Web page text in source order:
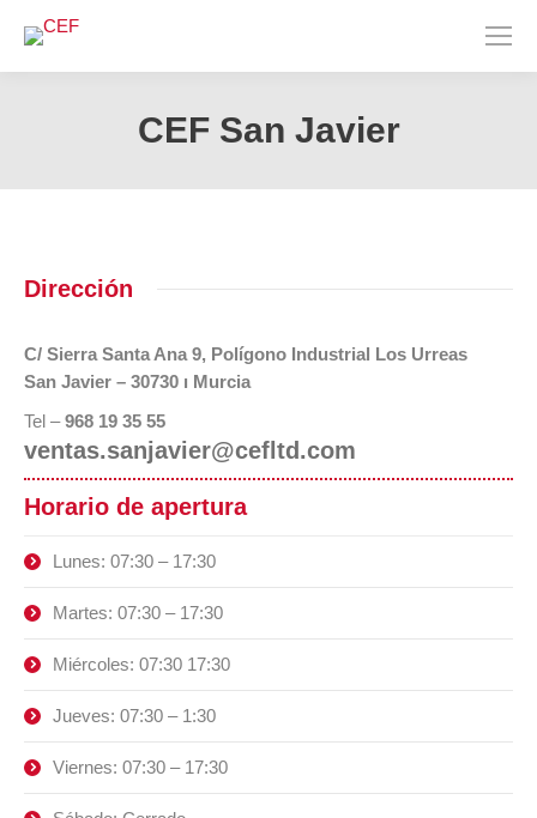
CEF San Javier
Estás aquí:
Dirección
C/ Sierra Santa Ana 9, Polígono Industrial Los Urreas
San Javier – 30730 ı Murcia
Tel –968 19 35 55
ventas.sanjavier@cefltd.com
Horario de apertura
Lunes: 07:30 – 17:30
Martes: 07:30 – 17:30
Miércoles: 07:30 17:30
Jueves: 07:30 – 1:30
Viernes: 07:30 – 17:30